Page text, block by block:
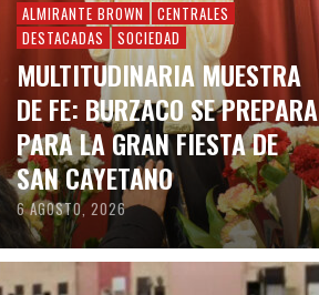
ALMIRANTE BROWN
CENTRALES
DESTACADAS
SOCIEDAD
MULTITUDINARIA MUESTRA
DE FE: BURZACO SE PREPARA
PARA LA GRAN FIESTA DE
SAN CAYETANO
6 AGOSTO, 2026